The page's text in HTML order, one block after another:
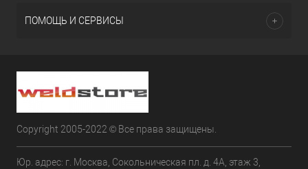
ПОМОЩЬ И СЕРВИСЫ
Copyright 2005-2022 © Все права защищены.
Юр. адрес: г. Москва, Сокольническая пл. д. 4А, этаж 3,